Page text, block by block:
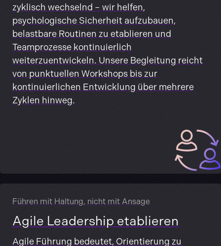
zyklisch wechselnd – wir helfen,
psychologische Sicherheit aufzubauen,
belastbare Routinen zu etablieren und
Teamprozesse kontinuierlich
weiterzuentwickeln. Unsere Begleitung reicht
von punktuellen Workshops bis zur
kontinuierlichen Entwicklung über mehrere
Zyklen hinweg.
Führen mit Haltung, nicht mit Ansage
Agile Leadership etablieren
Agile Führung bedeutet, Orientierung zu